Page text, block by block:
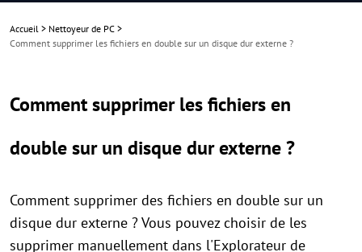
Accueil > Nettoyeur de PC >
Comment supprimer les fichiers en double sur un disque dur externe ?
Comment supprimer les fichiers en
double sur un disque dur externe ?
Comment supprimer des fichiers en double sur un
disque dur externe ? Vous pouvez choisir de les
supprimer manuellement dans l'Explorateur de